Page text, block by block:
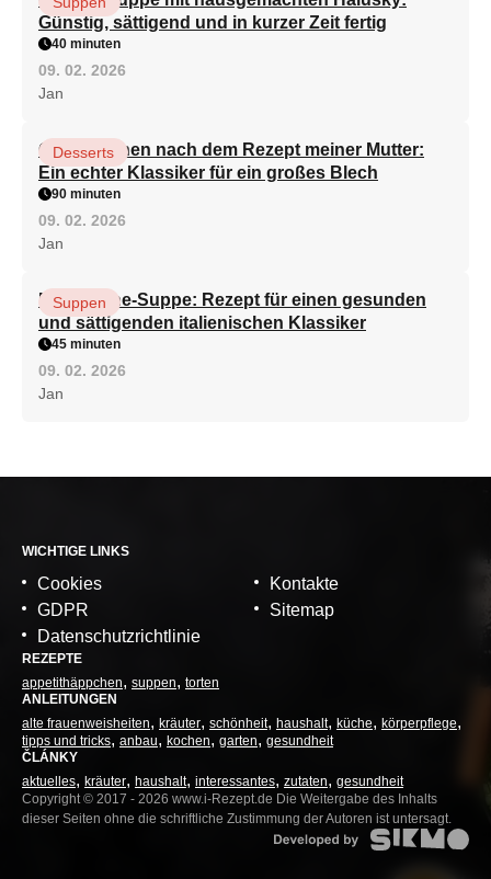
Günstig, sättigend und in kurzer Zeit fertig
40 minuten
09. 02. 2026
Jan
Quarkkuchen nach dem Rezept meiner Mutter:
Ein echter Klassiker für ein großes Blech
Desserts
90 minuten
09. 02. 2026
Jan
Minestrone-Suppe: Rezept für einen gesunden
und sättigenden italienischen Klassiker
Suppen
45 minuten
09. 02. 2026
Jan
WICHTIGE LINKS
Cookies
GDPR
Datenschutzrichtlinie
Kontakte
Sitemap
REZEPTE
appetithäppchen
suppen
torten
ANLEITUNGEN
alte frauenweisheiten
kräuter schönheit haushalt küche
körperpflege
tipps und tricks anbau kochen garten
gesundheit
ČLÁNKY
aktuelles kräuter haushalt interessantes zutaten
gesundheit
Copyright © 2017 - 2026 www.i-Rezept.de Die Weitergabe des Inhalts
dieser Seiten ohne die schriftliche Zustimmung der Autoren ist untersagt.